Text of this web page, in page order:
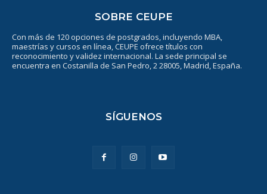
SOBRE CEUPE
Con más de 120 opciones de postgrados, incluyendo MBA,
maestrías y cursos en línea, CEUPE ofrece títulos con
reconocimiento y validez internacional. La sede principal se
encuentra en Costanilla de San Pedro, 2 28005, Madrid, España.
SÍGUENOS